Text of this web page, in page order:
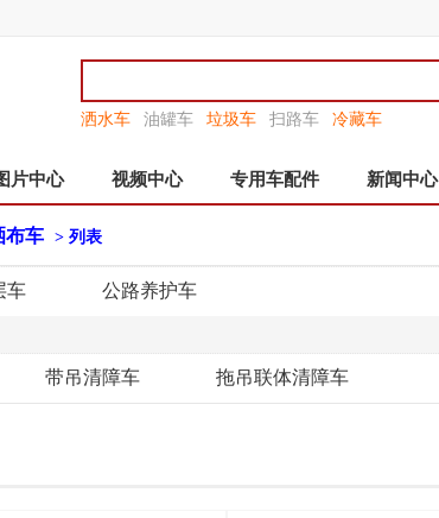
洒水车 油罐车 垃圾车 扫路车 冷藏车
片中心 视频中心 专用车配件 新闻中心
布车 > 列表
车 公路养护车
带吊清障车 拖吊联体清障车